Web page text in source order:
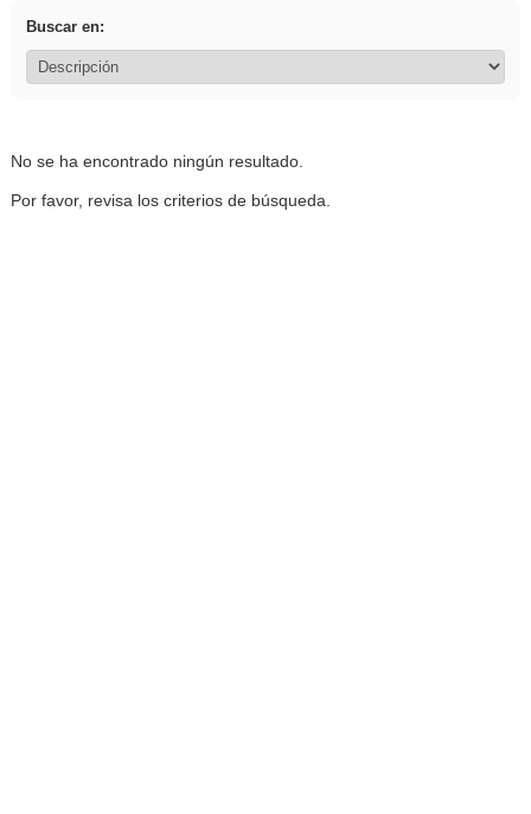
Buscar en:
No se ha encontrado ningún resultado.
Por favor, revisa los criterios de búsqueda.